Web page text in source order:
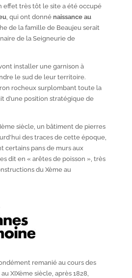
effet très tôt le site a été occupé
, qui ont donné naissance au
de la famille de Beaujeu serait
de la Seigneurie de
installer une garnison à
le sud de leur territoire.
rocheux surplombant toute la
d’une position stratégique de
èmesiècle, un bâtiment de pierres
des traces de cette époque,
certains pans de murs aux
dit en « arêtes de poisson », très
du Xèmeau
remanié au cours des
XIXèmesiècle, après 1828,